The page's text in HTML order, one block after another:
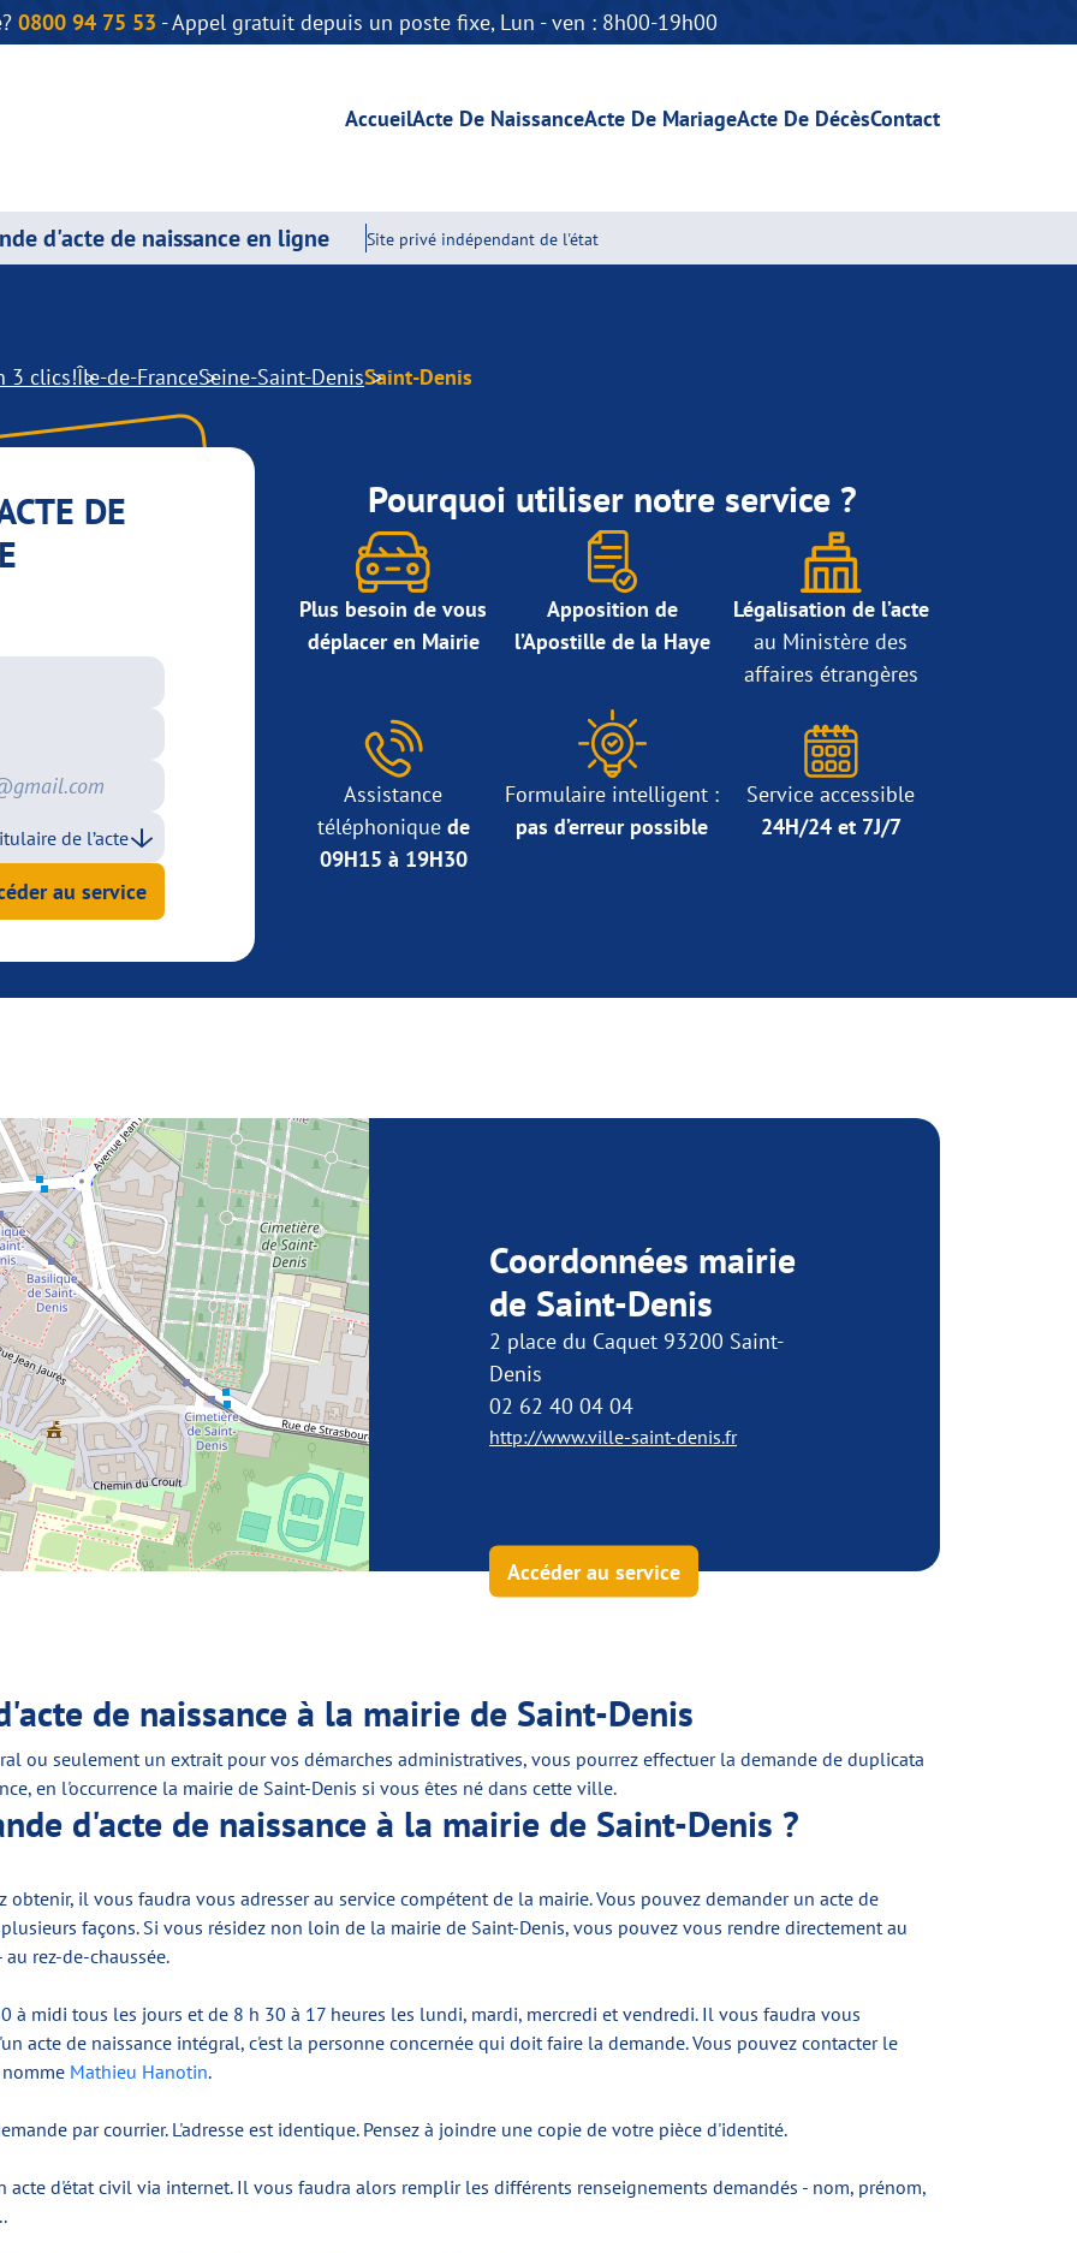
0800 94 75 53 - Appel gratuit depuis un poste fixe, Lun - ven : 8h00-19h00
AccueilActe De NaissanceActe De MariageActe De DécèsContact
d'acte de naissance en ligne Site privé indépendant de l'état
3 clics!Île-de-FranceSeine-Saint-DenisSaint-Denis
DE
au service
Pourquoi utiliser notre service ?
Plus besoin de vous
déplacer en Mairie
Apposition de
l’Apostille de la Haye
Légalisation de l’acte
au Ministère des
affaires étrangères
Assistance
téléphonique de
09H15 à 19H30
Formulaire intelligent :
pas d’erreur possible
Service accessible
24H/24 et 7J/7
Coordonnées mairie
de Saint-Denis
2 place du Caquet 93200 Saint-
Denis
02 62 40 04 04
http://www.ville-saint-denis.fr
Accéder au service
de naissance à la mairie de Saint-Denis
ou seulement un extrait pour vos démarches administratives, vous pourrez effectuer la demande de duplicata
en l'occurrence la mairie de Saint-Denis si vous êtes né dans cette ville.
d'acte de naissance à la mairie de Saint-Denis ?
il vous faudra vous adresser au service compétent de la mairie. Vous pouvez demander un acte de
façons. Si vous résidez non loin de la mairie de Saint-Denis, vous pouvez vous rendre directement au
rez-de-chaussée.
à midi tous les jours et de 8 h 30 à 17 heures les lundi, mardi, mercredi et vendredi. Il vous faudra vous
acte de naissance intégral, c'est la personne concernée qui doit faire la demande. Vous pouvez contacter le
Mathieu Hanotin.
par courrier. L'adresse est identique. Pensez à joindre une copie de votre pièce d'identité.
d'état civil via internet. Il vous faudra alors remplir les différents renseignements demandés - nom, prénom,